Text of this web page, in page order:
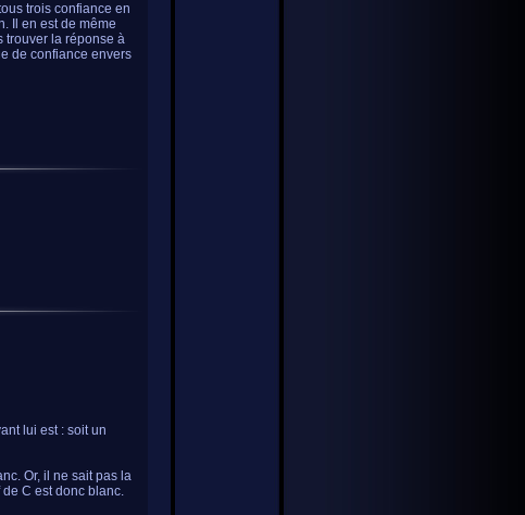
trois confiance en
Il en est de même
trouver la réponse à
de confiance envers
lui est : soit un
Or, il ne sait pas la
C est donc blanc.